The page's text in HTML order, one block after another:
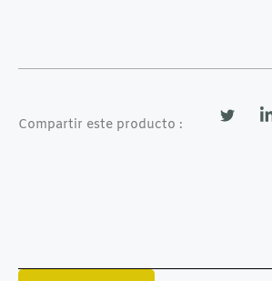
Compartir este producto :